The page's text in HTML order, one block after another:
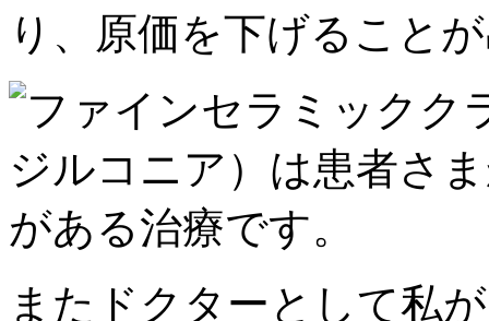
り、原価を下げること
またドクターとして私